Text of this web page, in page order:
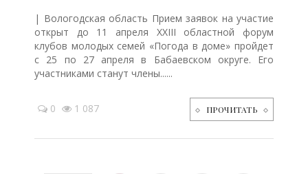
| Вологодская область Прием заявок на участие
открыт до 11 апреля XXIII областной форум
клубов молодых семей «Погода в доме» пройдет
с 25 по 27 апреля в Бабаевском округе. Его
участниками станут члены......
0 1 087 ПРОЧИТАТЬ